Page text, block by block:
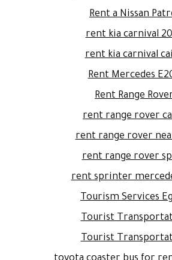
Rent a Nissan
rent kia carnival
rent kia carnival
Rent Mercedes
Rent Range
rent range rover
rent range rover
rent range rover
rent sprinter
Tourism Services
Tourist
Tourist